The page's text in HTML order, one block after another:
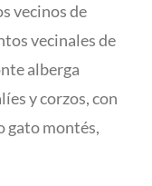
vecinos de
vecinales de
alberga
y corzos, con
gato montés,